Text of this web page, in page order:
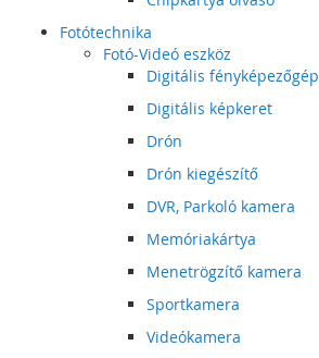
Fotótechnika
Fotó-Videó eszköz
Digitális fényképezőgép
Digitális képkeret
Drón
Drón kiegészítő
DVR, Parkoló kamera
Memóriakártya
Menetrögzítő kamera
Sportkamera
Videókamera